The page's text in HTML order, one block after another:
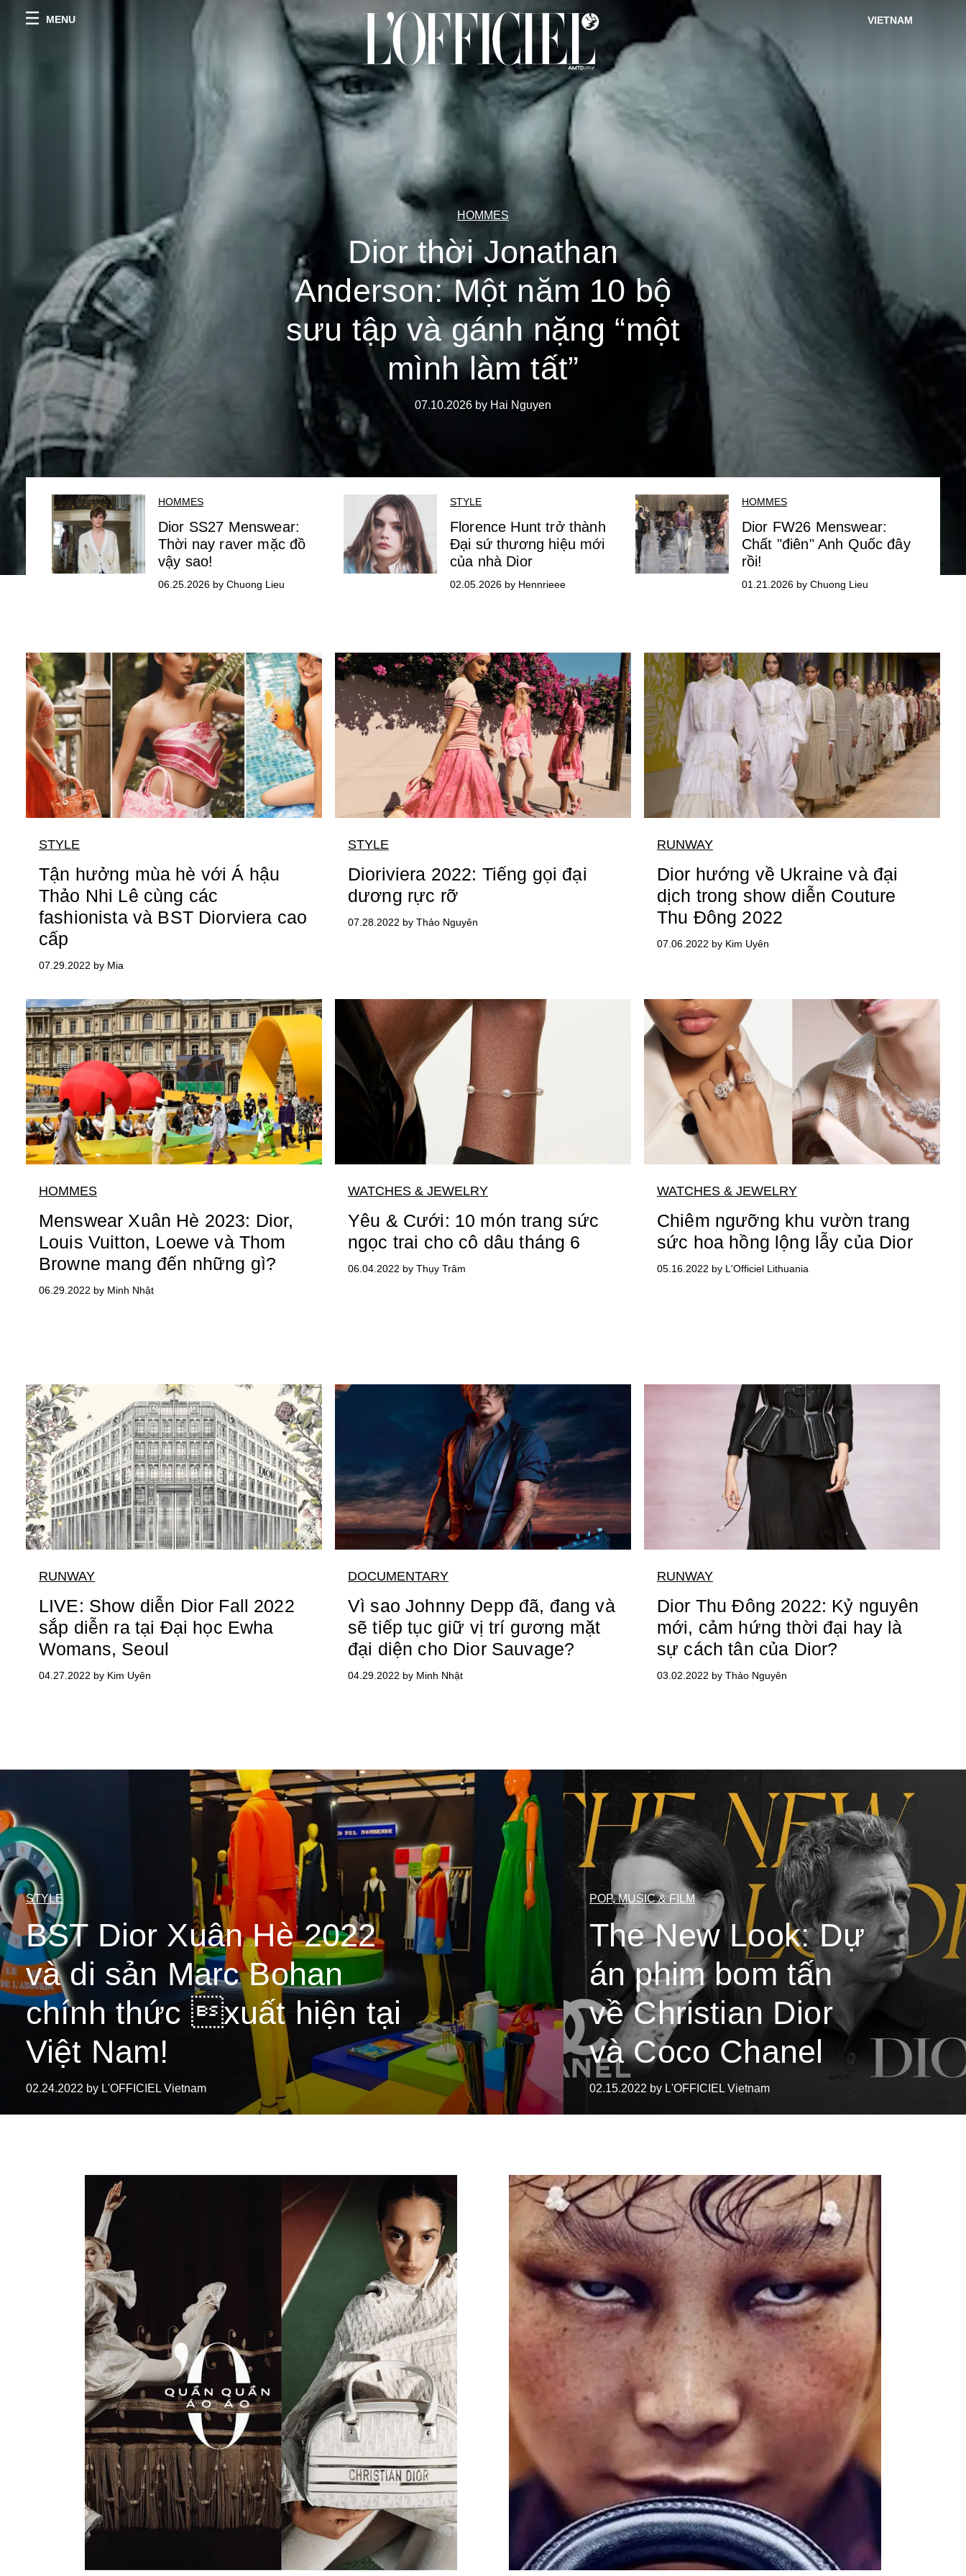
MENU VIETNAM
HOMMES
Dior thời Jonathan
Anderson: Một năm 10 bộ
sưu tập và gánh nặng “một
mình làm tất”
07.10.2026 by Hai Nguyen
HOMMES
Dior SS27 Menswear:
Thời nay raver mặc đồ
vậy sao!
06.25.2026 by Chuong Lieu
STYLE
Florence Hunt trở thành
Đại sứ thương hiệu mới
của nhà Dior
02.05.2026 by Hennrieee
HOMMES
Dior FW26 Menswear:
Chất "điên" Anh Quốc đây
rồi!
01.21.2026 by Chuong Lieu
STYLE
Tận hưởng mùa hè với Á hậu
Thảo Nhi Lê cùng các
fashionista và BST Diorviera cao
cấp
07.29.2022 by Mia
STYLE
Dioriviera 2022: Tiếng gọi đại
dương rực rỡ
07.28.2022 by Thảo Nguyên
RUNWAY
Dior hướng về Ukraine và đại
dịch trong show diễn Couture
Thu Đông 2022
07.06.2022 by Kim Uyên
HOMMES
Menswear Xuân Hè 2023: Dior,
Louis Vuitton, Loewe và Thom
Browne mang đến những gì?
06.29.2022 by Minh Nhật
WATCHES & JEWELRY
Yêu & Cưới: 10 món trang sức
ngọc trai cho cô dâu tháng 6
06.04.2022 by Thụy Trâm
WATCHES & JEWELRY
Chiêm ngưỡng khu vườn trang
sức hoa hồng lộng lẫy của Dior
05.16.2022 by L'Officiel Lithuania
RUNWAY
LIVE: Show diễn Dior Fall 2022
sắp diễn ra tại Đại học Ewha
Womans, Seoul
04.27.2022 by Kim Uyên
DOCUMENTARY
Vì sao Johnny Depp đã, đang và
sẽ tiếp tục giữ vị trí gương mặt
đại diện cho Dior Sauvage?
04.29.2022 by Minh Nhật
RUNWAY
Dior Thu Đông 2022: Kỷ nguyên
mới, cảm hứng thời đại hay là
sự cách tân của Dior?
03.02.2022 by Thảo Nguyên
STYLE
BST Dior Xuân Hè 2022
và di sản Marc Bohan
chính thức xuất hiện tại
Việt Nam!
02.24.2022 by L'OFFICIEL Vietnam
POP, MUSIC & FILM
The New Look: Dự
án phim bom tấn
về Christian Dior
và Coco Chanel
02.15.2022 by L'OFFICIEL Vietnam